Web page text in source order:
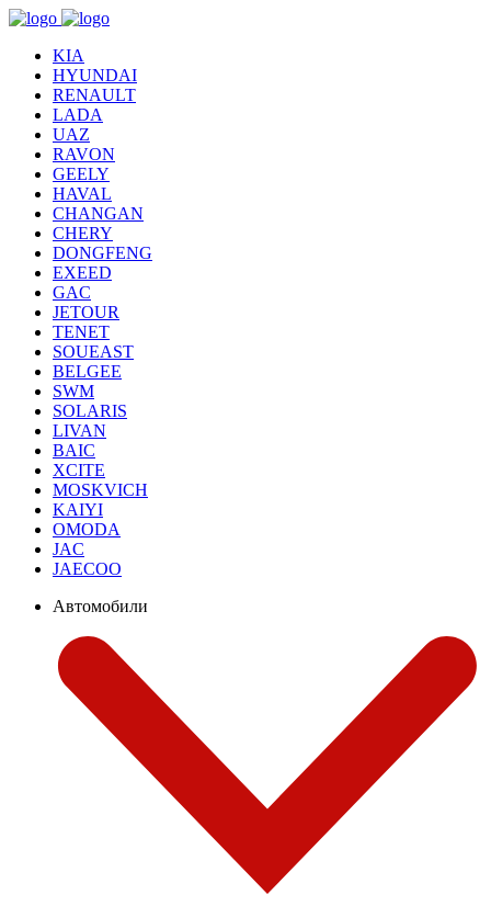
KIA
HYUNDAI
RENAULT
LADA
UAZ
RAVON
GEELY
HAVAL
CHANGAN
CHERY
DONGFENG
EXEED
GAC
JETOUR
TENET
SOUEAST
BELGEE
SWM
SOLARIS
LIVAN
BAIC
XCITE
MOSKVICH
KAIYI
OMODA
JAC
JAECOO
Автомобили